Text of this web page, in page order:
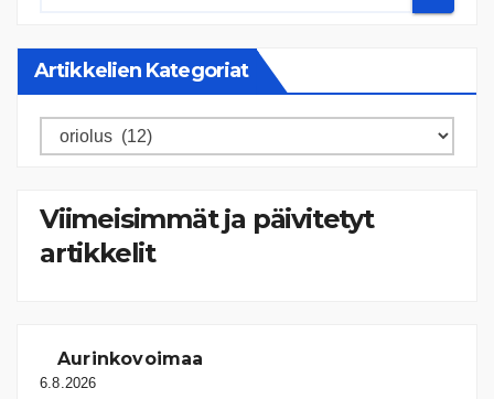
Artikkelien Kategoriat
Artikkelien
Viimeisimmät ja päivitetyt
artikkelit
Aurinkovoimaa
6.8.2026